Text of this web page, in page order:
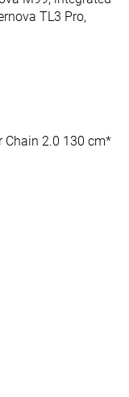
TL3 Pro,
Chain 2.0 130 cm*